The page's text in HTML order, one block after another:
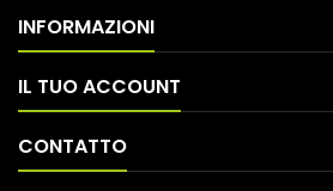
INFORMAZIONI
IL TUO ACCOUNT
CONTATTO